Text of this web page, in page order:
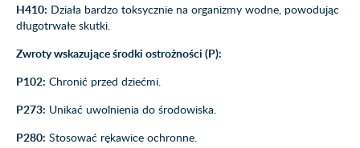
H410: Działa bardzo toksycznie na organizmy wodne, powodując
długotrwałe skutki.
Zwroty wskazujące środki ostrożności (P):
P102: Chronić przed dziećmi.
P273: Unikać uwolnienia do środowiska.
P280: Stosować rękawice ochronne.